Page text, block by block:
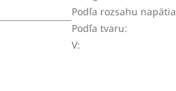
Podľa rozsahu napätia
Podľa tvaru:
V: